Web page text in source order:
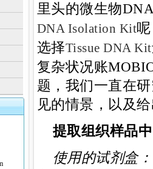
里头的微生物
DNA Isolation Kit
选择Tissue DNA Kit
复杂状况账
题，我们一直在
见的情景，以及
提取组织样品
使用的试剂盒：